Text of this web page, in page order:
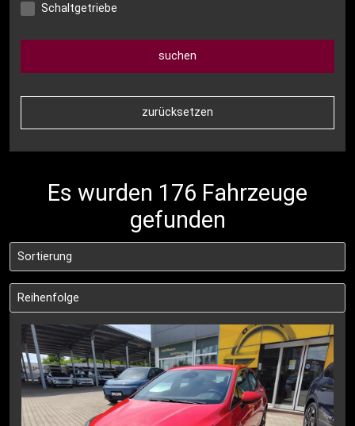
Schaltgetriebe
Es wurden 176 Fahrzeuge
gefunden